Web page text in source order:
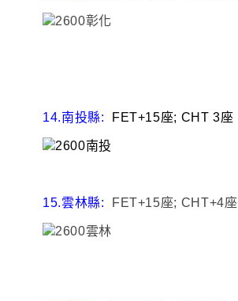
14.南投縣: FET+15座; CHT 3座
15.雲林縣: FET+15座; CHT+4座